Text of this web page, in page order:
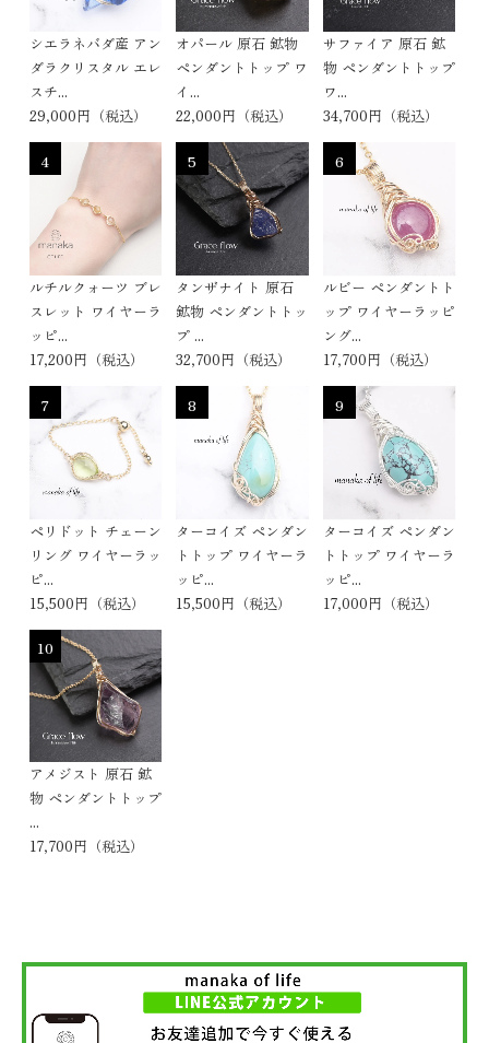
シエラネバダ産 アン
ダラクリスタル エレ
スチ...
29,000円（税込）
オパール 原石 鉱物
ペンダントトップ ワ
イ...
22,000円（税込）
サファイア 原石 鉱
物 ペンダントトップ
ワ...
34,700円（税込）
4
ルチルクォーツ ブレ
スレット ワイヤーラ
ッピ...
17,200円（税込）
5
タンザナイト 原石
鉱物 ペンダントトッ
プ ...
32,700円（税込）
6
ルビー ペンダントト
ップ ワイヤーラッピ
ング...
17,700円（税込）
7
ペリドット チェーン
リング ワイヤーラッ
ピ...
15,500円（税込）
8
ターコイズ ペンダン
トトップ ワイヤーラ
ッピ...
15,500円（税込）
9
ターコイズ ペンダン
トトップ ワイヤーラ
ッピ...
17,000円（税込）
10
アメジスト 原石 鉱
物 ペンダントトップ
...
17,700円（税込）